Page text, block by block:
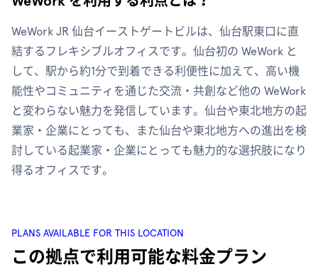
WeWork JR 仙台イーストゲートビルは、仙台駅東口に直
結するフレキシブルオフィスです。仙台初の WeWork と
して、駅から約1分で到着できる利便性に加えて、高い機
能性やコミュニティを通じた交流・共創など他の WeWork
と変わらない魅力を発信しています。仙台や東北地方の起
業家・企業にとっても、また仙台や東北地方への進出を検
討している起業家・企業にとっても魅力的な選択肢になり
得るオフィスです。
PLANS AVAILABLE FOR THIS LOCATION
この拠点で利用可能な料金プラン